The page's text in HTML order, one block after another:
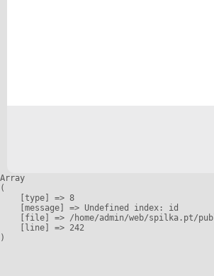
Array
(
    [type] => 8
    [message] => Undefined index: id
[file] => /home/admin/web/spilka.pt/
    [line] => 242